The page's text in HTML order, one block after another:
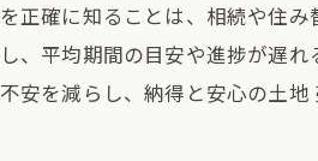
正確に知ることは、相続や住
、平均期間の目安や進捗が遅
安を減らし、納得と安心の土地